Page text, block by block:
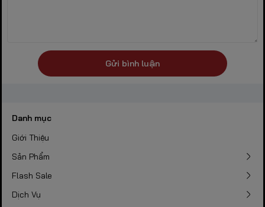
Gửi bình luận
Danh mục
Giới Thiệu
Sản Phẩm
Flash Sale
Dịch Vụ